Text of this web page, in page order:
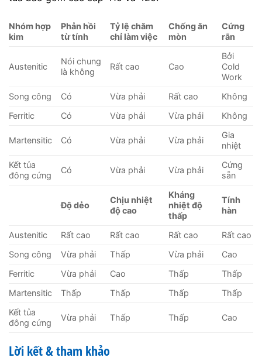
Nhóm hợp
kim
Phản hồi
từ tính
Tỷ lệ chăm
chỉ làm việc
Chống ăn
mòn
Cứng
rắn
Austenitic
Nói chung
là không
Rất cao Cao
Bởi
Cold
Work
Song công
Có Vừa phải Rất cao
Không
Ferritic
Có Vừa phải Vừa phải Không
Martensitic Có Vừa phải Vừa phải
Gia
nhiệt
Kết tủa
đông cứng
Có Vừa phải Vừa phải
Cứng
sẵn
Độ dẻo
Chịu nhiệt
độ cao
Kháng
nhiệt độ
thấp
Tính
hàn
Austenitic Rất cao Rất cao Rất cao
Rất cao
Song công
Vừa phải Thấp Vừa phải
Cao
Ferritic
Vừa phải Cao Thấp
Thấp
Martensitic
Thấp Thấp Thấp
Thấp
Kết tủa
đông cứng
Vừa phải Thấp Thấp Cao
Lời kết & tham khảo